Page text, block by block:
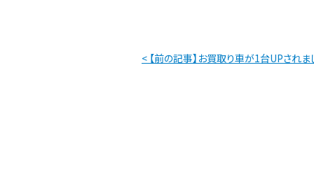
< 【前の記事】お買取り車が1台UPされま